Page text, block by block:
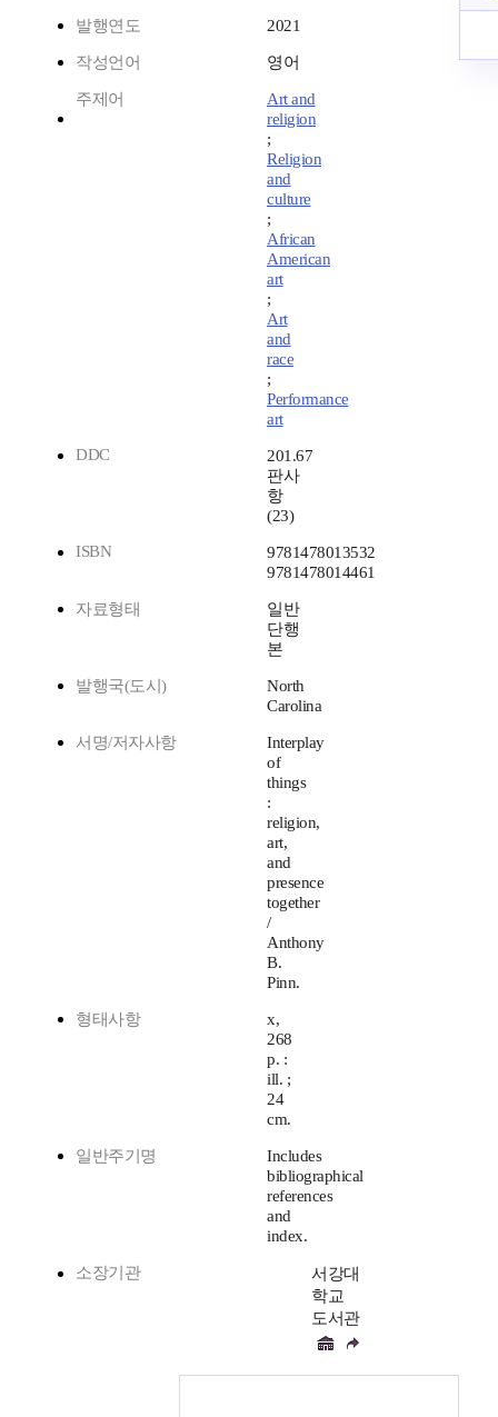
발행연도 2021
작성언어 영어
주제어
Art and
religion
;
Religion
and
culture
;
African
American
art
;
Art
and
race
;
Performance
art
DDC
201.67
판사
항
(23)
ISBN
9781478013532
9781478014461
자료형태
일반
단행
본
발행국(도시)
North
Carolina
서명/저자사항
Interplay
of
things
:
religion,
art,
and
presence
together
/
Anthony
B.
Pinn.
형태사항
x,
268
p. :
ill. ;
24
cm.
일반주기명
Includes
bibliographical
references
and
index.
소장기관
서강대
학교
도서관